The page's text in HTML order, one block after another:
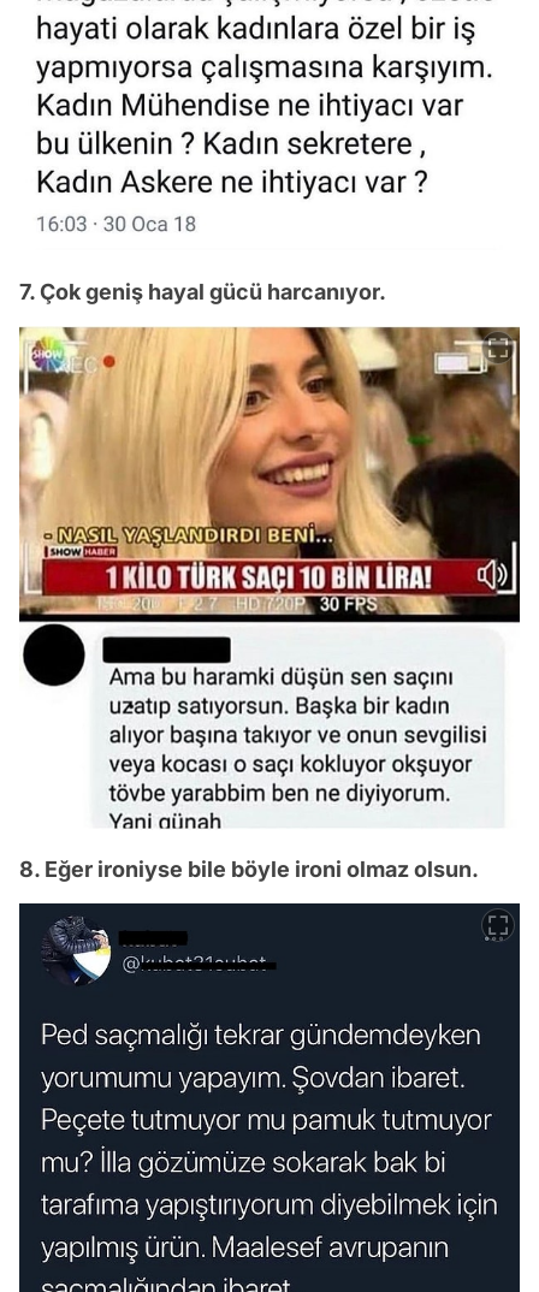
7. Çok geniş hayal gücü harcanıyor.
8. Eğer ironiyse bile böyle ironi olmaz olsun.